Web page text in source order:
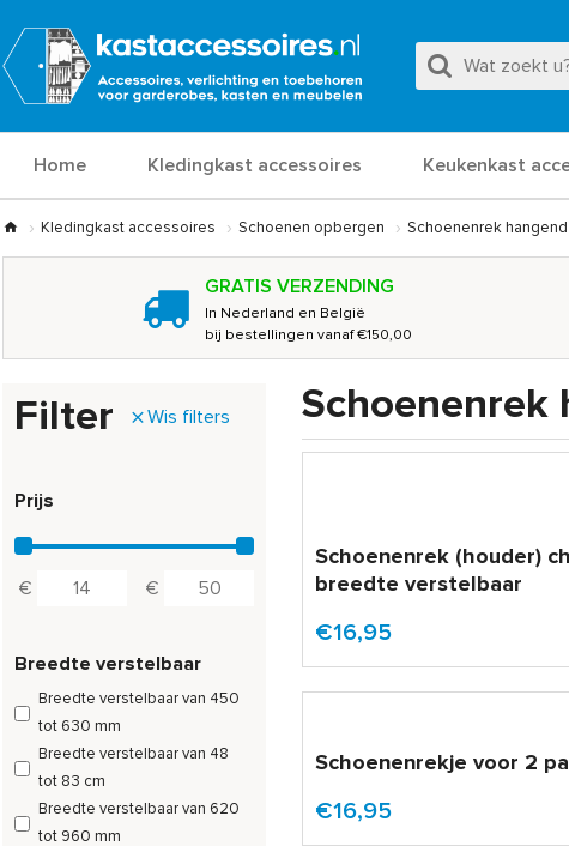
Home Kledingkast accessoires Keukenkast
Kledingkast accessoires Schoenen opbergen Schoenenrek hangend
GRATIS VERZENDING
In Nederland en België
bij bestellingen vanaf €150,00
Filter Wis filters
Prijs
€ €
Breedte verstelbaar
Breedte verstelbaar van 450
tot 630 mm
Breedte verstelbaar van 48
tot 83 cm
Breedte verstelbaar van 620
tot 960 mm
Schoenenrek
Schoenenrek (houder)
breedte verstelbaar
€16,95
Schoenenrekje voor 2
€16,95